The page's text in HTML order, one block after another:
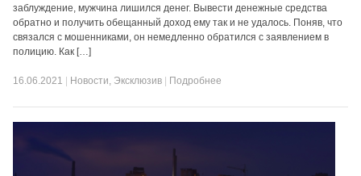
заблуждение, мужчина лишился денег. Вывести денежные средства
обратно и получить обещанный доход ему так и не удалось. Поняв, что
связался с мошенниками, он немедленно обратился с заявлением в
полицию. Как […]
16.06.2021 Новости, Эксклюзив Подробнее